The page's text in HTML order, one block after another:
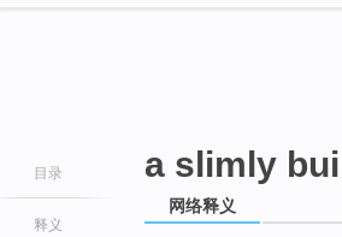
目录
释义
a slimly
网络释义